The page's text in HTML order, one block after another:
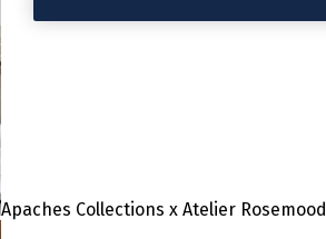
Apaches Collections x Atelier Rosemood